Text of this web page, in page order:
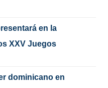
en la
XXV Juegos
dominicano en